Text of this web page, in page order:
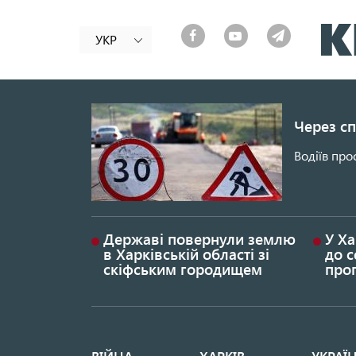
УКР
Через
Водіїв
Державі повернули землю
в Харківській області зі
скіфським городищем
У
до